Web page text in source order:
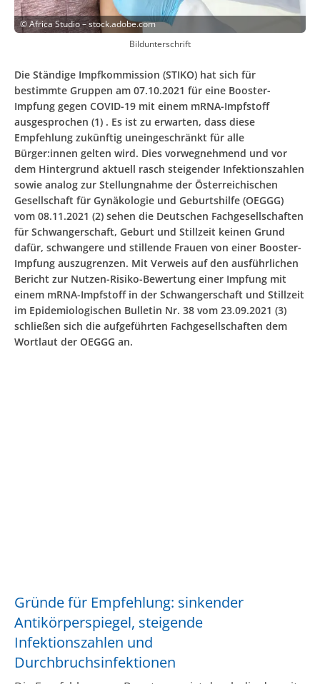
©Africa Studio – stock.adobe.com
Bildunterschrift
Die Ständige Impfkommission (STIKO) hat sich für
bestimmte Gruppen am 07.10.2021 für eine Booster-
Impfung gegen COVID-19 mit einem mRNA-Impfstoff
ausgesprochen (1) . Es ist zu erwarten, dass diese
Empfehlung zukünftig uneingeschränkt für alle
Bürger:innen gelten wird. Dies vorwegnehmend und vor
dem Hintergrund aktuell rasch steigender Infektionszahlen
sowie analog zur Stellungnahme der Österreichischen
Gesellschaft für Gynäkologie und Geburtshilfe (OEGGG)
vom 08.11.2021 (2) sehen die Deutschen Fachgesellschaften
für Schwangerschaft, Geburt und Stillzeit keinen Grund
dafür, schwangere und stillende Frauen von einer Booster-
Impfung auszugrenzen. Mit Verweis auf den ausführlichen
Bericht zur Nutzen-Risiko-Bewertung einer Impfung mit
einem mRNA-Impfstoff in der Schwangerschaft und Stillzeit
im Epidemiologischen Bulletin Nr. 38 vom 23.09.2021 (3)
schließen sich die aufgeführten Fachgesellschaften dem
Wortlaut der OEGGG an.
Gründe für Empfehlung: sinkender
Antikörperspiegel, steigende
Infektionszahlen und
Durchbruchsinfektionen